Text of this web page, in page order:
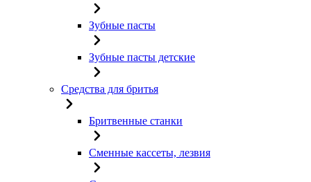
Зубные пасты
Зубные пасты детские
Средства для бритья
Бритвенные станки
Сменные кассеты, лезвия